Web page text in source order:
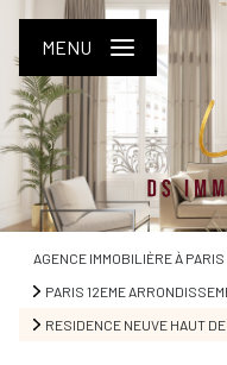
MENU
AGENCE IMMOBILIÈRE À PARIS
PARIS 12EME
RESIDENCE NEUVE HAUT